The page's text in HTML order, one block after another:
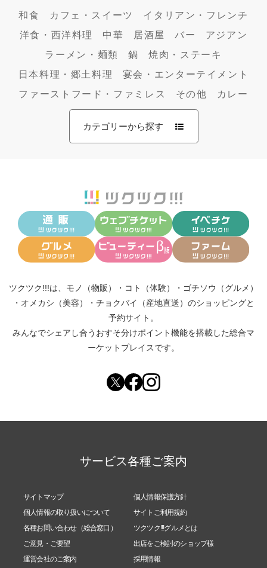
和食 カフェ・スイーツ
イタリアン・フレンチ
洋食・西洋料理
中華 居酒屋 バー
アジアン
ラーメン・麺類
鍋
焼肉・ステーキ
日本料理・郷土料理
宴会・エンターテイメント
ファーストフード・ファミレス
その他 カレー
カテゴリーから探す
ツクツク!!!は、 モノ（物販） ・ コト（体験） ・ ゴチソウ（グルメ）
・ オメカシ（美容） ・ チョクバイ（産地直送） のショッピングと
予約サイト。
みんなでシェアし合う おすそ分けポイント機能を搭載した総合マ
ーケットプレイスです。
サービス各種ご案内
サイトマップ
個人情報保護方針
個人情報の取り扱いについて
サイトご利用規約
各種お問い合わせ（総合窓口）
ツクツク!!!グルメとは
ご意見・ご要望
出店をご検討のショップ様
運営会社のご案内
採用情報